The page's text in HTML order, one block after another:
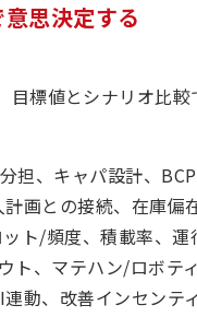
思決定する
標値とシナリオ比較
担、キャパ設計、
画との接続、在庫偏
ト/頻度、積載率、運
ト、マテハン/ロボテ
動、改善インセンテ